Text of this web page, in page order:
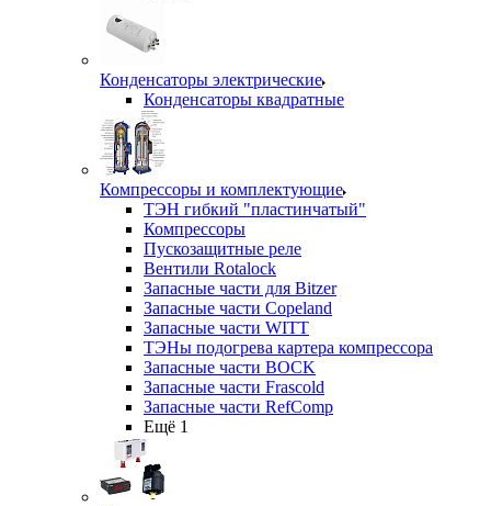
Конденсаторы электрические
Конденсаторы квадратные
Компрессоры и комплектующие
ТЭН гибкий "пластинчатый"
Компрессоры
Пускозащитные реле
Вентили Rotalock
Запасные части для Bitzer
Запасные части Copeland
Запасные части WITT
ТЭНы подогрева картера компрессора
Запасные части BOCK
Запасные части Frascold
Запасные части RefComp
Ещё 1